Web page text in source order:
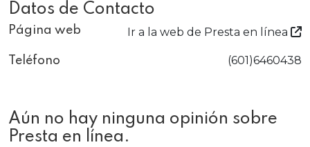
Datos de Contacto
Página web Ir a la web de Presta en línea
Teléfono (601)6460438
Aún no hay ninguna opinión sobre
Presta en línea.